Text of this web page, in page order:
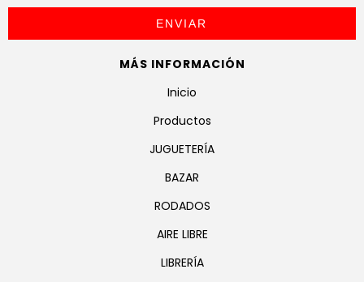
MÁS INFORMACIÓN
Inicio
Productos
JUGUETERÍA
BAZAR
RODADOS
AIRE LIBRE
LIBRERÍA